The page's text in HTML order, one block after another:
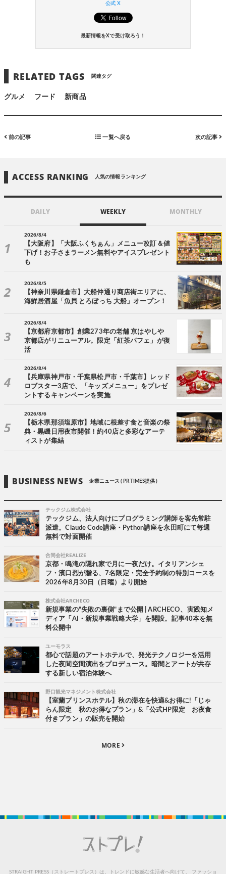
公式 X
最新情報をXで受け取ろう！
RELATED TAGS 関連タグ
グルメ フード 新商品
前の記事 一覧へ戻る 次の記事
ACCESS RANKING 人気の情報ランキング
DAILY WEEKLY MONTHLY
2026/8/4
【大阪府】「大阪ふくちぁん」メニュー改訂＆値
下げ！お子さまラーメン無料やアイスプレゼント
も
2026/8/5
【神奈川県鎌倉市】大船仲通り商店街エリアに、
海鮮居酒屋「魚貝 とろぼっち 大船」オープン！
2026/8/4
【京都府京都市】創業273年の老舗 京はやしや
京都店がリニューアル。限定「紅茶パフェ」が復
活
2026/8/4
【兵庫県神戸市・千葉県松戸市・千葉市】レッド
ロブスター3店で、「キッズメニュー」をプレゼ
ントするキャンペーンを実施
2026/8/6
【栃木県那須塩原市】地域に根差す食と音楽の祭
典・黒磯日用夜市開催！約40店と多彩なアーテ
ィストが集結
BUSINESS NEWS 企業ニュース ( PR TIMES提供 )
テックジム株式会社
テックジム、法人向けにプログラミング講師を客先常駐
派遣。Claude Code講座・Python講座を永田町にて毎週
無料で対面開催
合同会社REALIZE
京都・鳴滝の隠れ家で月に一夜だけ。イタリアンシェ
フ・濱口烈が贈る、7名限定・完全予約制の特別コースを
2026年8月30日（日曜）より開始
株式会社ARCHECO
新規事業の"失敗の裏側"まで公開 | ARCHECO、実践知メ
ディア「AI・新規事業戦略大学」を開設。記事40本を無
料公開中
ユーモラス
都心で話題のアートホテルで、発光テクノロジーを活用
した夜間空間演出をプロデュース。暗闇とアートが共存
する新しい宿泊体験へ
野口観光マネジメント株式会社
【室蘭プリンスホテル】秋の滞在を快適&お得に!「じゃ
らん限定 秋のお得なプラン」&「公式HP限定 お夜食
付きプラン」の販売を開始
MORE
STRAIGHT PRESS（ストレートプレス）は、トレンドに敏感な生活者へ向けて、 ファッショ